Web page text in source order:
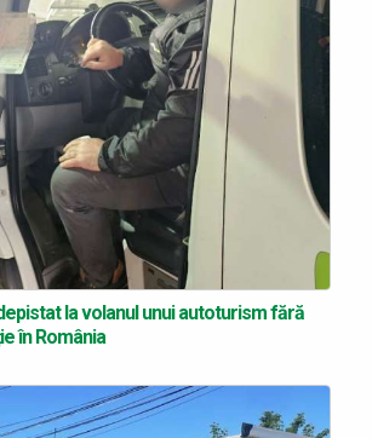
la volanul unui autoturism fără
în România